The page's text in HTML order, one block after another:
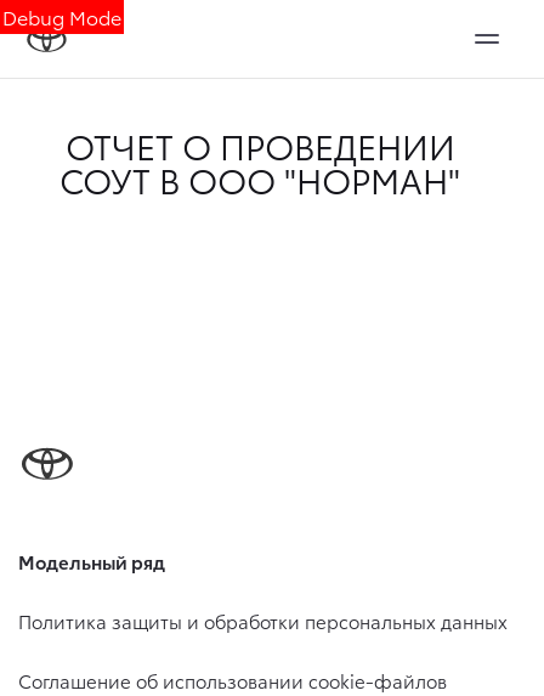
Debug Mode
ОТЧЕТ О ПРОВЕДЕНИИ
СОУТ В ООО "НОРМАН"
Модельный ряд
Политика защиты и обработки персональных данных
Соглашение об использовании cookie-файлов